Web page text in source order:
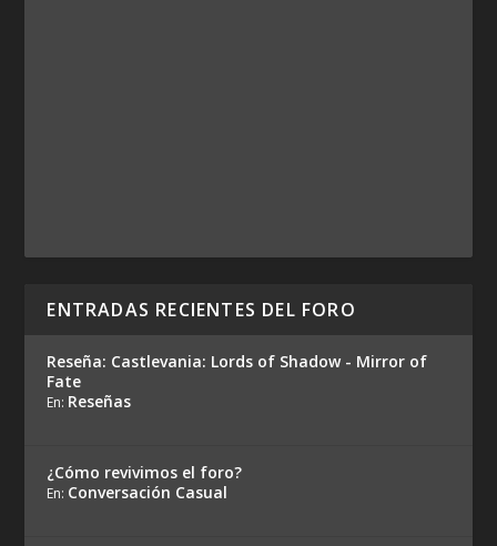
ENTRADAS RECIENTES DEL FORO
Reseña: Castlevania: Lords of Shadow - Mirror of
Fate
En: Reseñas
¿Cómo revivimos el foro?
En: Conversación Casual